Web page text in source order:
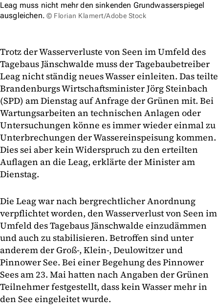
Leag muss nicht mehr den sinkenden Grundwasserspiegel
ausgleichen. © Florian Klamert/Adobe Stock
Trotz der Wasserverluste von Seen im Umfeld des
Tagebaus Jänschwalde muss der Tagebaubetreiber
Leag nicht ständig neues Wasser einleiten. Das teilte
Brandenburgs Wirtschaftsminister Jörg Steinbach
(SPD) am Dienstag auf Anfrage der Grünen mit. Bei
Wartungsarbeiten an technischen Anlagen oder
Untersuchungen könne es immer wieder einmal zu
Unterbrechungen der Wassereinspeisung kommen.
Dies sei aber kein Widerspruch zu den erteilten
Auflagen an die Leag, erklärte der Minister am
Dienstag.
Die Leag war nach bergrechtlicher Anordnung
verpflichtet worden, den Wasserverlust von Seen im
Umfeld des Tagebaus Jänschwalde einzudämmen
und auch zu stabilisieren. Betroffen sind unter
anderem der Groß-, Klein-, Deulowitzer und
Pinnower See. Bei einer Begehung des Pinnower
Sees am 23. Mai hatten nach Angaben der Grünen
Teilnehmer festgestellt, dass kein Wasser mehr in
den See eingeleitet wurde.